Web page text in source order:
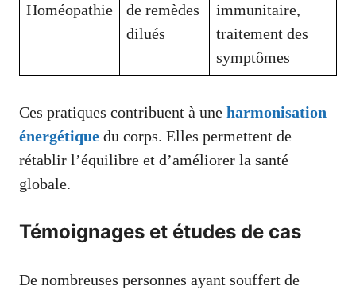
Homéopathie
de remèdes
dilués
immunitaire,
traitement des
symptômes
Ces pratiques contribuent à une harmonisation
énergétique du corps. Elles permettent de
rétablir l’équilibre et d’améliorer la santé
globale.
Témoignages et études de cas
De nombreuses personnes ayant souffert de